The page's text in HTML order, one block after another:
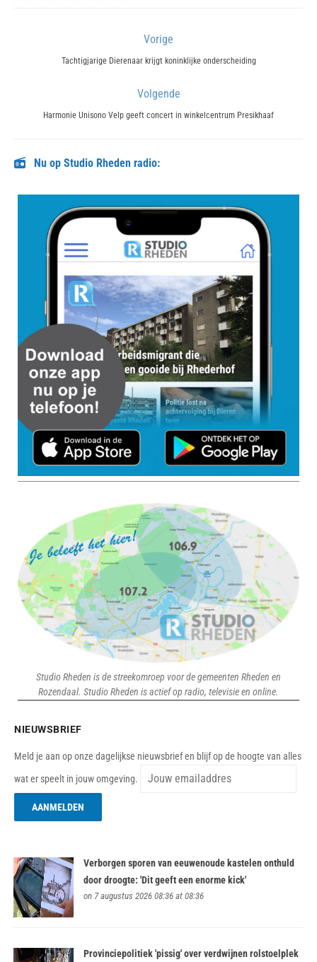
navigatie
Vorige
Previous
Tachtigjarige Dierenaar krijgt koninklijke onderscheiding
Volgende
Next
Harmonie Unisono Velp geeft concert in winkelcentrum Presikhaaf
Nu op Studio Rheden radio:
Studio Rheden is de streekomroep voor de gemeenten Rheden en
Rozendaal. Studio Rheden is actief op radio, televisie en online.
NIEUWSBRIEF
Meld je aan op onze dagelijkse nieuwsbrief en blijf op de hoogte van alles
wat er speelt in jouw omgeving.
Verborgen sporen van eeuwenoude kastelen onthuld
door droogte: 'Dit geeft een enorme kick'
on 7 augustus 2026 08:36 at 08:36
Provinciepolitiek 'pissig' over verdwijnen rolstoelplek